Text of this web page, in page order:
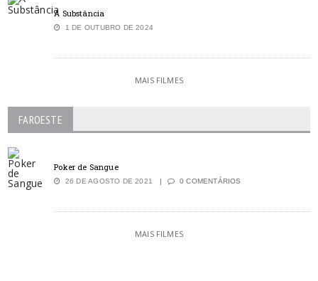
A Substância
1 DE OUTUBRO DE 2024
MAIS FILMES
FAROESTE
Poker de Sangue
26 DE AGOSTO DE 2021 0 COMENTÁRIOS
MAIS FILMES